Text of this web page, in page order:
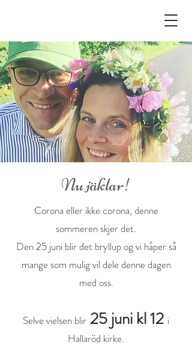
Nu jäklar!
Corona eller ikke corona, denne
sommeren skjer det.
Den 25 juni blir det bryllup og vi håper så
mange som mulig vil dele denne dagen
med oss.
Selve vielsen blir 25 juni kl 12 i
Hallaröd kirke.